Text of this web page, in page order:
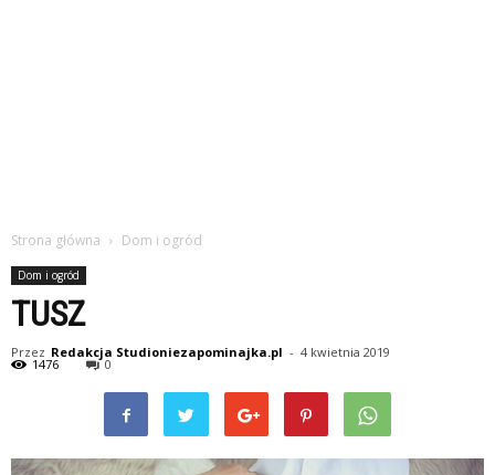
Strona główna Dom i ogród
Dom i ogród
TUSZ
Przez Redakcja Studioniezapominajka.pl - 4 kwietnia 2019
1476 0